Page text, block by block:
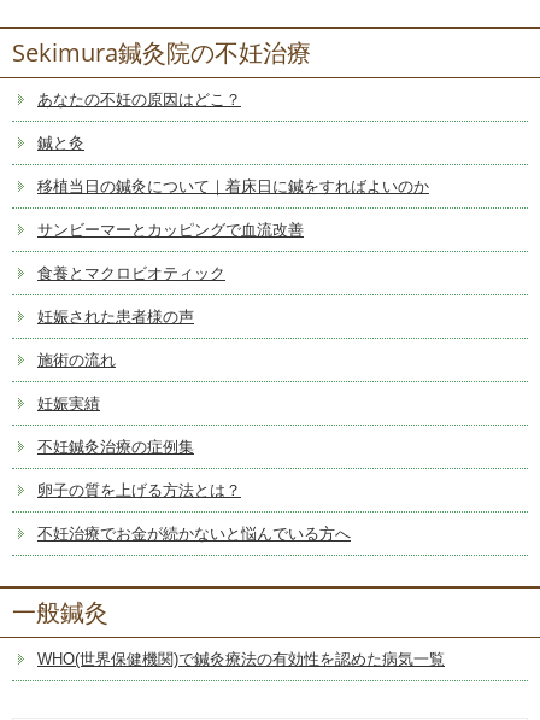
Sekimura鍼灸院の不妊治療
あなたの不妊の原因はどこ？
鍼と灸
移植当日の鍼灸について｜着床日に鍼をすればよいのか
サンビーマーとカッピングで血流改善
食養とマクロビオティック
妊娠された患者様の声
施術の流れ
妊娠実績
不妊鍼灸治療の症例集
卵子の質を上げる方法とは？
不妊治療でお金が続かないと悩んでいる方へ
一般鍼灸
WHO(世界保健機関)で鍼灸療法の有効性を認めた病気一覧